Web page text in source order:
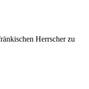
Herrscher zu